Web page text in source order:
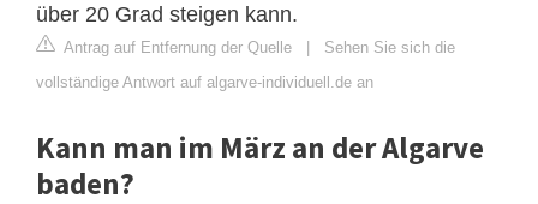
über 20 Grad steigen kann.
Antrag auf Entfernung der Quelle | Sehen Sie sich die
vollständige Antwort auf algarve-individuell.de an
Kann man im März an der Algarve
baden?